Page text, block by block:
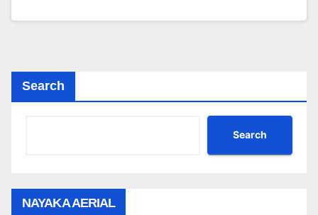
Search
Search
NAYAKA AERIAL